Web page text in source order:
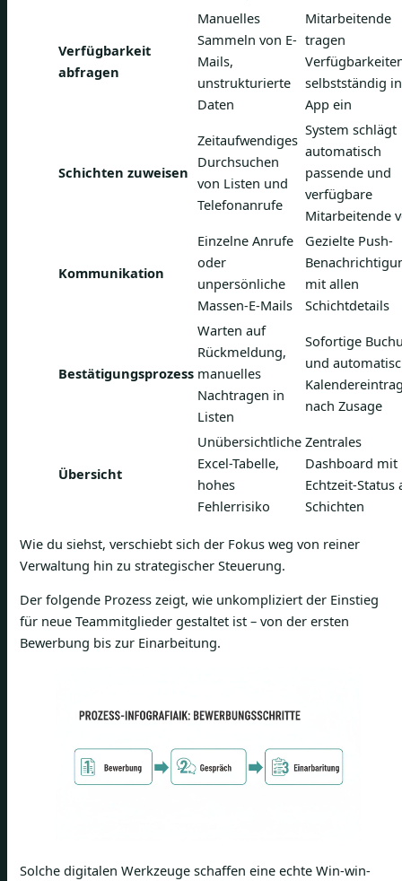
Verfügbarkeit
abfragen
Manuelles
Sammeln von E-
Mails,
unstrukturierte
Daten
Mitarbeitende
tragen
selbstständig
App ein
Schichten zuweisen
Zeitaufwendiges
Durchsuchen
von Listen und
Telefonanrufe
System schlägt
automatisch
passende und
verfügbare
Mitarbeitende
Kommunikation
Einzelne Anrufe
oder
unpersönliche
Massen-E-Mails
Gezielte Push-
mit allen
Schichtdetails
Bestätigungsprozess
Warten auf
Rückmeldung,
manuelles
Nachtragen in
Listen
Sofortige
und
nach Zusage
Übersicht
Unübersichtliche
Excel-Tabelle,
hohes
Fehlerrisiko
Zentrales
Dashboard mit
Echtzeit-Status
Schichten
Wie du siehst, verschiebt sich der Fokus weg von reiner
Verwaltung hin zu strategischer Steuerung.
Der folgende Prozess zeigt, wie unkompliziert der Einstieg
für neue Teammitglieder gestaltet ist – von der ersten
Bewerbung bis zur Einarbeitung.
Solche digitalen Werkzeuge schaffen eine echte Win-win-